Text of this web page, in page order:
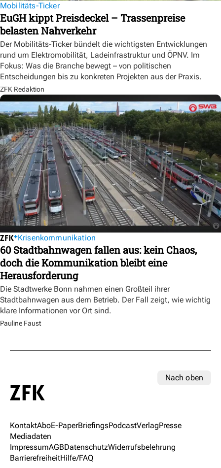
Mobilitäts-Ticker
EuGH kippt Preisdeckel – Trassenpreise
belasten Nahverkehr
Der Mobilitäts-Ticker bündelt die wichtigsten Entwicklungen
rund um Elektromobilität, Ladeinfrastruktur und ÖPNV. Im
Fokus: Was die Branche bewegt – von politischen
Entscheidungen bis zu konkreten Projekten aus der Praxis.
ZFK Redaktion
Krisenkommunikation
60 Stadtbahnwagen fallen aus: kein Chaos,
doch die Kommunikation bleibt eine
Herausforderung
Die Stadtwerke Bonn nahmen einen Großteil ihrer
Stadtbahnwagen aus dem Betrieb. Der Fall zeigt, wie wichtig
klare Informationen vor Ort sind.
Pauline Faust
Nach oben
KontaktAboE-PaperBriefingsPodcastVerlagPresse
Mediadaten
ImpressumAGBDatenschutzWiderrufsbelehrung
BarrierefreiheitHilfe/FAQ